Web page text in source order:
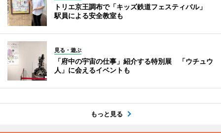
トリエ京王調布で「キッズ鉄道フェスティバル」
駅員による安全教室も
見る・遊ぶ
「府中の宇宙の仕事」紹介する特別展 「ウチュウ
人」に会えるイベントも
もっと見る